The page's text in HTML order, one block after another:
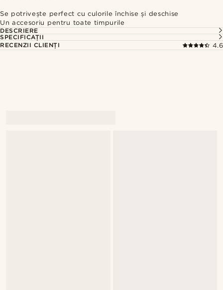
Se potrivește perfect cu culorile închise și deschise
Un accesoriu pentru toate timpurile
DESCRIERE
SPECIFICAȚII
RECENZII CLIENȚI
4.6